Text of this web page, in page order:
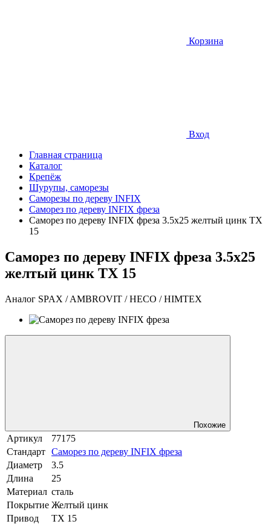
Корзина
Вход
Главная страница
Каталог
Крепёж
Шурупы, саморезы
Саморезы по дереву INFIX
Саморез по дереву INFIX фреза
Саморез по дереву INFIX фреза 3.5х25 желтый цинк TX
15
Саморез по дереву INFIX фреза 3.5х25
желтый цинк TX 15
Аналог SPAX / AMBROVIT / HECO / HIMTEX
Похожие
Артикул
77175
Стандарт Саморез по дереву INFIX фреза
Диаметр
3.5
Длина
25
Материал сталь
Покрытие Желтый цинк
Привод
TX 15